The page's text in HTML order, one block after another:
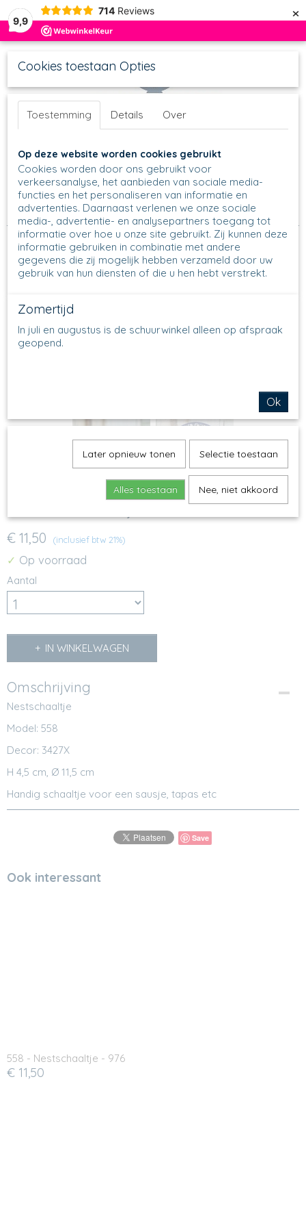
9,9
714 Reviews ×
Geen producten
Home>Schalen>Ronde Schalen >Nestschalen >Nestschaal
558 - Ø 10 cm> 558 - Nestschaaltje - 3427
€ 11,50 (inclusief btw 21%)
✓ Op voorraad
Aantal
IN WINKELWAGEN
Omschrijving
Nestschaaltje
Model: 558
Decor: 3427X
H 4,5 cm, Ø 11,5 cm
Handig schaaltje voor een sausje, tapas etc
Save
Ook interessant
558 - Nestschaaltje - 976
€ 11,50
Cookies toestaan Opties
Toestemming Details Over
Op deze website worden cookies gebruikt
Cookies worden door ons gebruikt voor
verkeersanalyse, het aanbieden van sociale media-
functies en het personaliseren van informatie en
advertenties. Daarnaast verlenen we onze sociale
media-, advertentie- en analysepartners toegang tot
informatie over hoe u onze site gebruikt. Zij kunnen deze
informatie gebruiken in combinatie met andere
gegevens die zij mogelijk hebben verzameld door uw
gebruik van hun diensten of die u hen hebt verstrekt.
Zomertijd
In juli en augustus is de schuurwinkel alleen op afspraak
geopend.
Ok
Later opnieuw tonen Selectie toestaan
Alles toestaan Nee, niet akkoord